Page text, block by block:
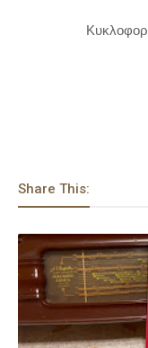
Share This: